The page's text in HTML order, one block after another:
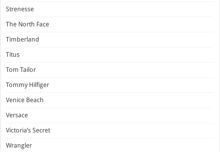
Strenesse
The North Face
Timberland
Titus
Tom Tailor
Tommy Hilfiger
Venice Beach
Versace
Victoria’s Secret
Wrangler